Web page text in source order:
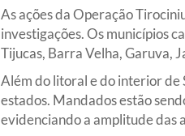
As ações da Operação
investigações. Os municípios
Tijucas, Barra Velha, Garuva,
Além do litoral e do interior de
estados. Mandados estão
evidenciando a amplitude das